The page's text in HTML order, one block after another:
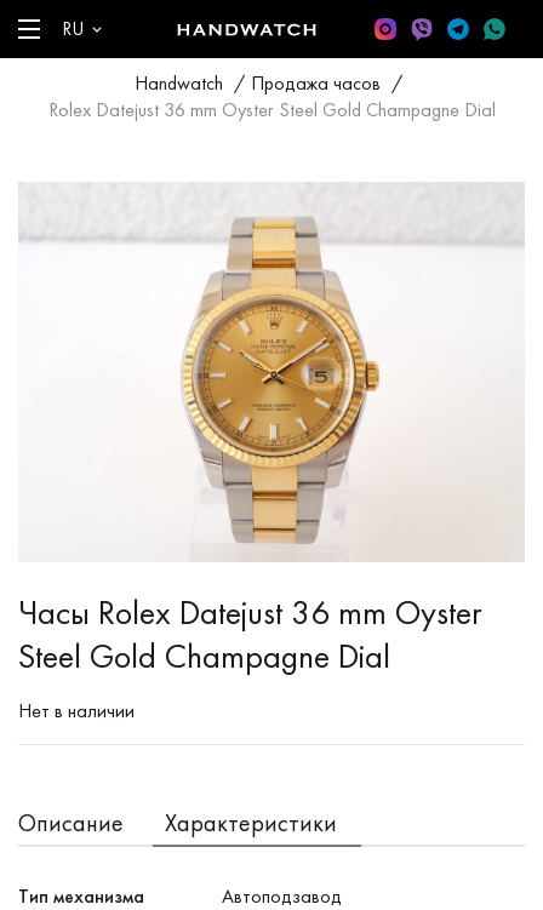
RU
Handwatch / Продажа часов /
Rolex Datejust 36 mm Oyster Steel Gold Champagne Dial
Часы Rolex Datejust 36 mm Oyster
Steel Gold Champagne Dial
Нет в наличии
Описание Характеристики
Тип механизма Автоподзавод